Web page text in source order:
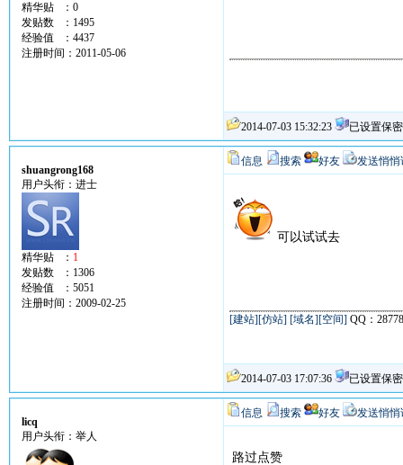
精华贴 ：0
发贴数 ：1495
经验值 ：4437
注册时间：2011-05-06
2014-07-03 15:32:23 已设置保密
shuangrong168
用户头衔：进士
精华贴 ： 1
发贴数 ：1306
经验值 ：5051
注册时间：2009-02-25
信息 搜索 好友 发送悄悄
可以试试去
[建站][仿站] [域名][空间] QQ：
2014-07-03 17:07:36 已设置保密
licq
用户头衔：举人
信息 搜索 好友 发送悄悄
路过点赞